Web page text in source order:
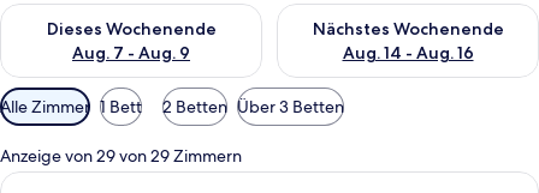
Dieses Wochenende
Aug. 7 - Aug. 9
Überprüfe die Verfügbarkeit für dieses Wochenende, Aug. 7
Nächstes Wochenende
Aug. 14 - Aug. 16
Überprüfe die Verfügbarkeit
Verfügbare
Filter
für
Zimmer
Alle Zimmer 1 Bett 2 Betten Über 3 Betten
Anzeige von 29 von 29 Zimmern